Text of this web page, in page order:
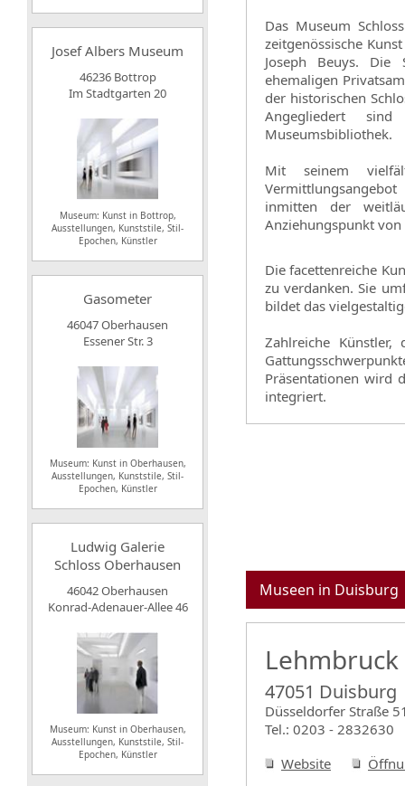
Das Museum
zeitgenössische
Joseph Beuys.
ehemaligen
der historischen
Angegliedert
Museumsbibliothek.
Mit seinem
inmitten der
Anziehungspunkt
Die facettenreiche
zu verdanken. Sie
bildet das
Zahlreiche
Präsentationen wird
integriert.
Museen in Duisburg
47051 Duisburg
Düsseldorfer Straße
Tel.: 0203 - 2832630
Website
Josef Albers Museum
46236 Bottrop
Im Stadtgarten 20
Museum: Kunst in Bottrop,
Ausstellungen, Kunststile, Stil-
Epochen, Künstler
Gasometer
46047 Oberhausen
Essener Str. 3
Museum: Kunst in Oberhausen,
Ausstellungen, Kunststile, Stil-
Epochen, Künstler
Ludwig Galerie
Schloss Oberhausen
46042 Oberhausen
Konrad-Adenauer-Allee 46
Museum: Kunst in Oberhausen,
Ausstellungen, Kunststile, Stil-
Epochen, Künstler